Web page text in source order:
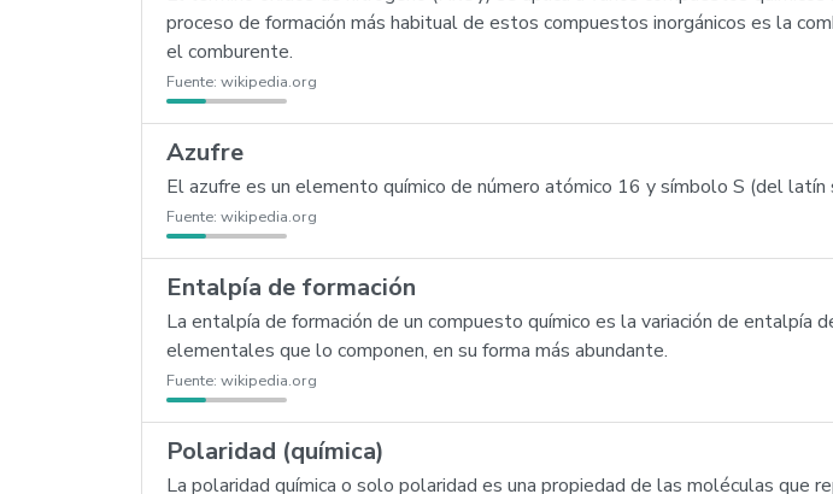
proceso de formación más habitual de estos compuestos inorgánicos es la
el comburente.
Fuente: wikipedia.org
Azufre
El azufre es un elemento químico de número atómico 16 y símbolo S (del
Fuente: wikipedia.org
Entalpía de formación
La entalpía de formación de un compuesto químico es la variación de entalpía
elementales que lo componen, en su forma más abundante.
Fuente: wikipedia.org
Polaridad (química)
La polaridad química o solo polaridad es una propiedad de las moléculas que